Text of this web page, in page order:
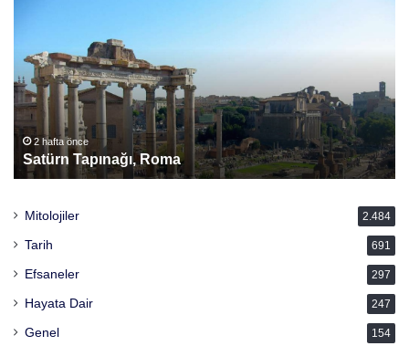
2 hafta önce
Satürn Tapınağı, Roma
Mitolojiler 2.484
Tarih 691
Efsaneler 297
Hayata Dair 247
Genel 154